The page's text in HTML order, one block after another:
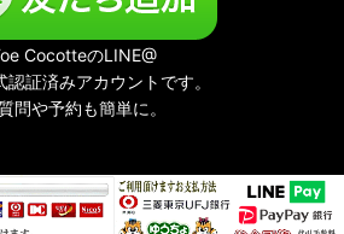
CocotteのLINE@
認証済みアカウントです。
問や予約も簡単に。